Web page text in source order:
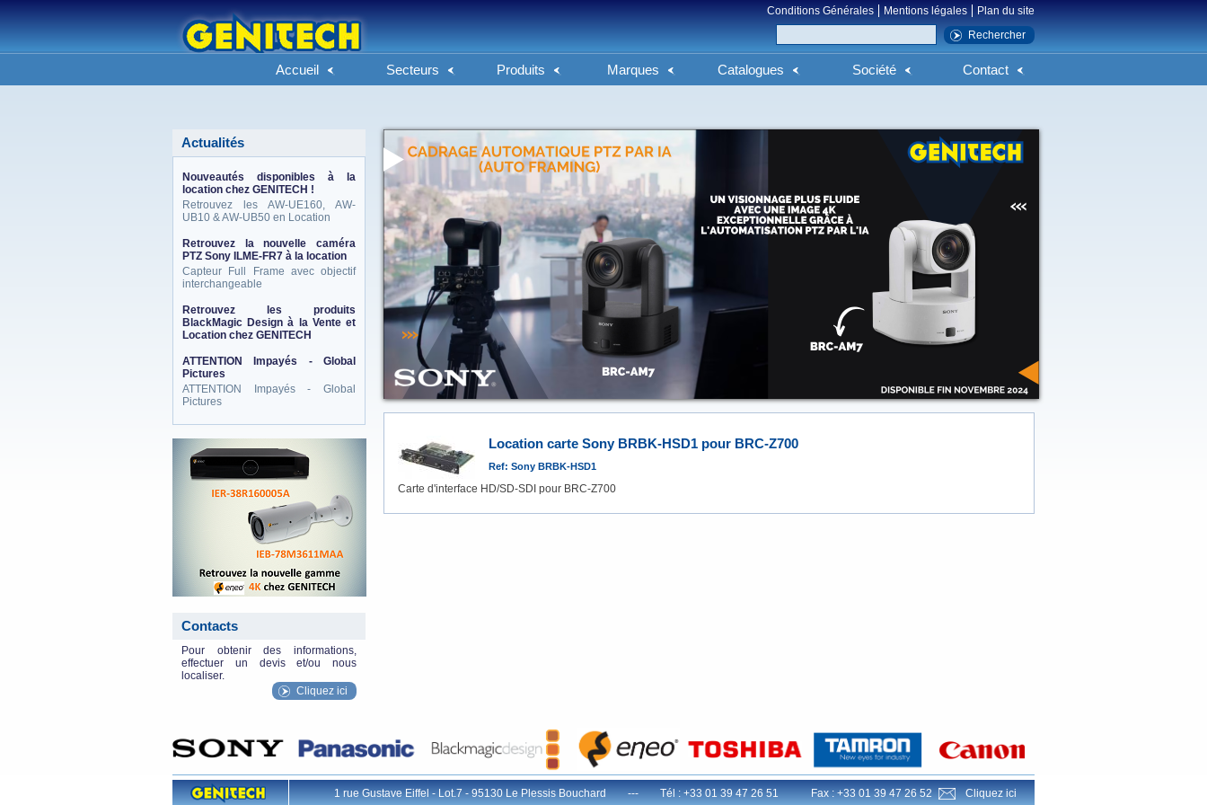
Conditions Générales Mentions légales Plan du site
Accueil Secteurs Produits Marques Catalogues Société Contact
Actualités
Nouveautés disponibles à la
location chez GENITECH !
Retrouvez les AW-UE160, AW-
UB10 & AW-UB50 en Location
Retrouvez la nouvelle caméra
PTZ Sony ILME-FR7 à la location
Capteur Full Frame avec objectif
interchangeable
Retrouvez les produits
BlackMagic Design à la Vente et
Location chez GENITECH
ATTENTION Impayés - Global
Pictures
ATTENTION Impayés - Global
Pictures
Contacts
Pour obtenir des informations,
effectuer un devis et/ou nous
localiser.
Cliquez ici
Location carte Sony BRBK-HSD1 pour BRC-Z700
Ref: Sony BRBK-HSD1
Carte d'interface HD/SD-SDI pour BRC-Z700
Cliquez ici
1 rue Gustave Eiffel - Lot.7 - 95130 Le Plessis Bouchard --- Tél : +33 01 39 47 26 51 Fax : +33 01 39 47 26 52